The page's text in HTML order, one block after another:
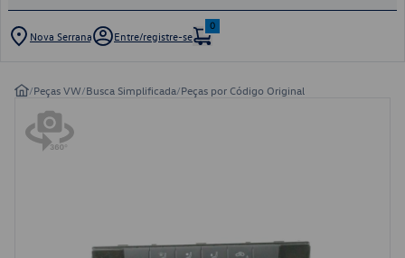
Nova Serrana Entre/registre-se
0
/Peças VW/Busca Simplificada/Peças por Código Original